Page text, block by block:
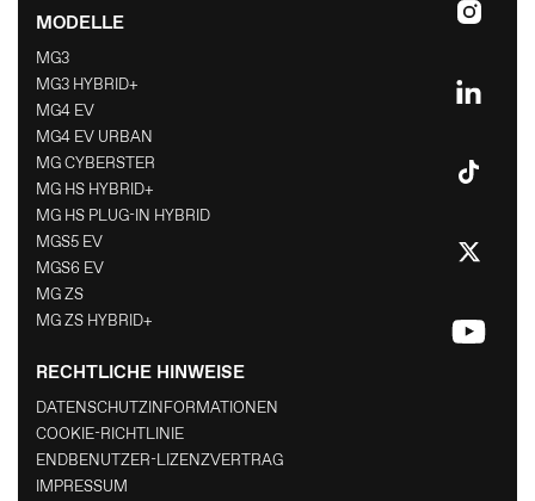
MODELLE
MG3
MG3 HYBRID+
MG4 EV
MG4 EV URBAN
MG CYBERSTER
MG HS HYBRID+
MG HS PLUG-IN HYBRID
MGS5 EV
MGS6 EV
MG ZS
MG ZS HYBRID+
RECHTLICHE HINWEISE
DATENSCHUTZINFORMATIONEN
COOKIE-RICHTLINIE
ENDBENUTZER-LIZENZVERTRAG
IMPRESSUM